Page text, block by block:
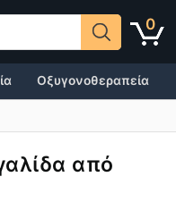
0
Οξυγονοθεραπεία
από